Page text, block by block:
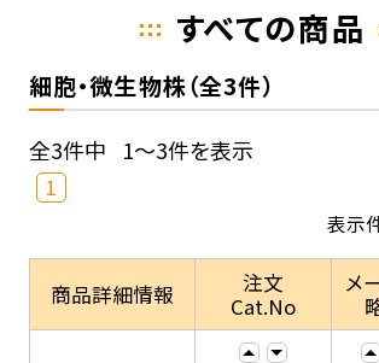
すべての商品
細胞・微生物株（全3件）
全3件中 1～3件を表示
1
表示
商品詳細情報
注文
Cat.No
メ